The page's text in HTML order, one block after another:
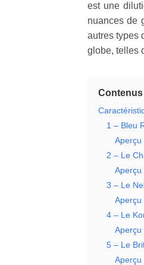
est une
nuances de
autres types
globe, telles
Contenus
1 – Bleu
Aperçu
2 – Le
Aperçu
3 – Le
Aperçu
4 – Le
Aperçu
5 – Le
Aperçu